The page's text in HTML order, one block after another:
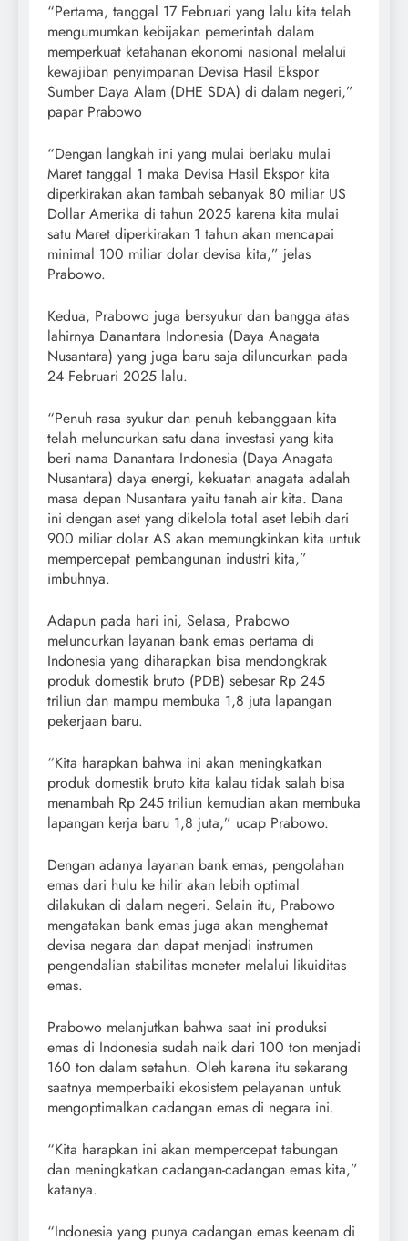
“Pertama, tanggal 17 Februari yang lalu kita telah
mengumumkan kebijakan pemerintah dalam
memperkuat ketahanan ekonomi nasional melalui
kewajiban penyimpanan Devisa Hasil Ekspor
Sumber Daya Alam (DHE SDA) di dalam negeri,”
papar Prabowo
“Dengan langkah ini yang mulai berlaku mulai
Maret tanggal 1 maka Devisa Hasil Ekspor kita
diperkirakan akan tambah sebanyak 80 miliar US
Dollar Amerika di tahun 2025 karena kita mulai
satu Maret diperkirakan 1 tahun akan mencapai
minimal 100 miliar dolar devisa kita,” jelas
Prabowo.
Kedua, Prabowo juga bersyukur dan bangga atas
lahirnya Danantara Indonesia (Daya Anagata
Nusantara) yang juga baru saja diluncurkan pada
24 Februari 2025 lalu.
“Penuh rasa syukur dan penuh kebanggaan kita
telah meluncurkan satu dana investasi yang kita
beri nama Danantara Indonesia (Daya Anagata
Nusantara) daya energi, kekuatan anagata adalah
masa depan Nusantara yaitu tanah air kita. Dana
ini dengan aset yang dikelola total aset lebih dari
900 miliar dolar AS akan memungkinkan kita untuk
mempercepat pembangunan industri kita,”
imbuhnya.
Adapun pada hari ini, Selasa, Prabowo
meluncurkan layanan bank emas pertama di
Indonesia yang diharapkan bisa mendongkrak
produk domestik bruto (PDB) sebesar Rp 245
triliun dan mampu membuka 1,8 juta lapangan
pekerjaan baru.
“Kita harapkan bahwa ini akan meningkatkan
produk domestik bruto kita kalau tidak salah bisa
menambah Rp 245 triliun kemudian akan membuka
lapangan kerja baru 1,8 juta,” ucap Prabowo.
Dengan adanya layanan bank emas, pengolahan
emas dari hulu ke hilir akan lebih optimal
dilakukan di dalam negeri. Selain itu, Prabowo
mengatakan bank emas juga akan menghemat
devisa negara dan dapat menjadi instrumen
pengendalian stabilitas moneter melalui likuiditas
emas.
Prabowo melanjutkan bahwa saat ini produksi
emas di Indonesia sudah naik dari 100 ton menjadi
160 ton dalam setahun. Oleh karena itu sekarang
saatnya memperbaiki ekosistem pelayanan untuk
mengoptimalkan cadangan emas di negara ini.
“Kita harapkan ini akan mempercepat tabungan
dan meningkatkan cadangan-cadangan emas kita,”
katanya.
“Indonesia yang punya cadangan emas keenam di